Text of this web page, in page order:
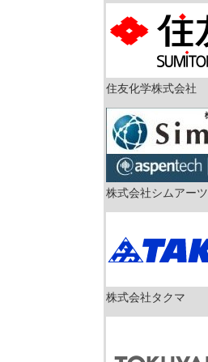
住友化学株式会社
株式会社シムアーツ
株式会社タクマ